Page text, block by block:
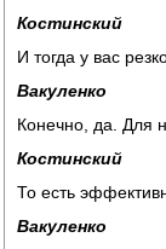
Костинский
И тогда у вас
Вакуленко
Конечно, да. Для
Костинский
То есть
Вакуленко